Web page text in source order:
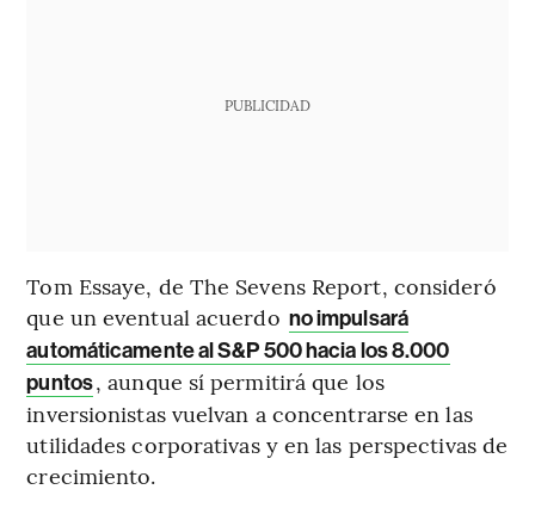
PUBLICIDAD
Tom Essaye, de The Sevens Report, consideró
que un eventual acuerdo no impulsará
automáticamente al S&P 500 hacia los 8.000
puntos, aunque sí permitirá que los
inversionistas vuelvan a concentrarse en las
utilidades corporativas y en las perspectivas de
crecimiento.